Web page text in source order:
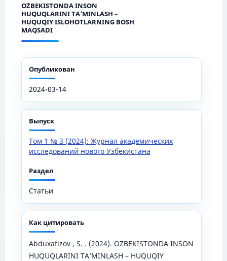
O`ZBEKISTONDA INSON
HUQUQLARINI TA’MINLASH –
HUQUQIY ISLOHOTLARNING BOSH
MAQSADI
Опубликован
2024-03-14
Выпуск
Том 1 № 3 (2024): Журнал академических
исследований нового Узбекистана
Раздел
Статьи
Как цитировать
Abduxafizov , S. . (2024). O`ZBEKISTONDA INSON
HUQUQLARINI TA’MINLASH – HUQUQIY